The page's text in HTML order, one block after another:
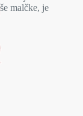
malčke, je